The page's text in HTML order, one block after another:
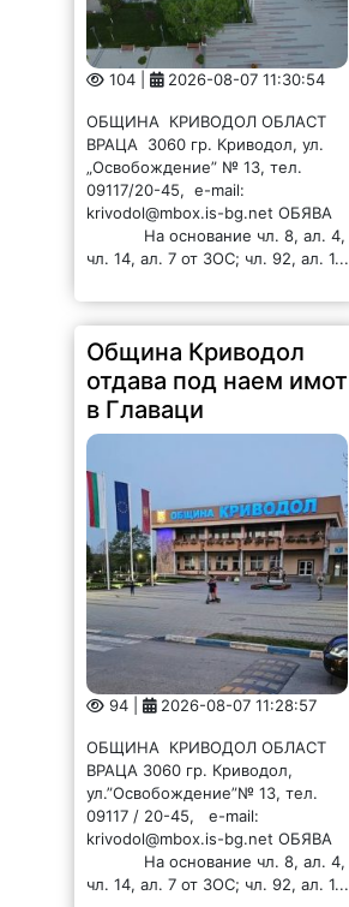
104 | 2026-08-07 11:30:54
ОБЩИНА КРИВОДОЛ ОБЛАСТ
ВРАЦА 3060 гр. Криводол, ул.
„Освобождение” № 13, тел.
09117/20-45, e-mail:
krivodol@mbox.is-bg.net ОБЯВА
На основание чл. 8, ал. 4,
чл. 14, ал. 7 от ЗОС; чл. 92, ал. 1...
Община Криводол
отдава под наем имот
в Главаци
94 | 2026-08-07 11:28:57
ОБЩИНА КРИВОДОЛ ОБЛАСТ
ВРАЦА 3060 гр. Криводол,
ул.”Освобождение”№ 13, тел.
09117 / 20-45, e-mail:
krivodol@mbox.is-bg.net ОБЯВА
На основание чл. 8, ал. 4,
чл. 14, ал. 7 от ЗОС; чл. 92, ал. 1...